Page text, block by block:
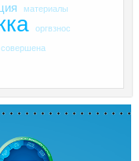
материалы
оргвзнос
совершена